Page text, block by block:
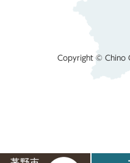
Copyright © Chino